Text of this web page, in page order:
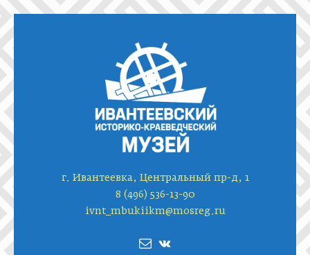
г. Ивантеевка, Центральный пр-д, 1
8 (496) 536-13-90
ivnt_mbukiikm@mosreg.ru